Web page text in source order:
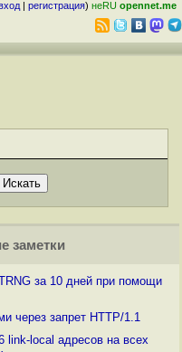
| регистрация) неRU opennet.me
заметки
за 10 дней при помощи
через запрет HTTP/1.1
link-local адресов на всех